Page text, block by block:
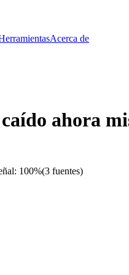
Acerca de
ahora
100%(3 fuentes)